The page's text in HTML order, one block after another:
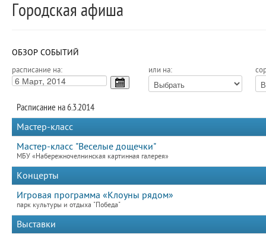
Городская афиша
ОБЗОР СОБЫТИЙ
расписание на: или на:
Расписание на 6.3.2014
Мастер-класс
Мастер-класс "Веселые дощечки"
МБУ «Набережночелнинская картинная галерея»
Концерты
Игровая программа «Клоуны рядом»
парк культуры и отдыха "Победа"
Выставки